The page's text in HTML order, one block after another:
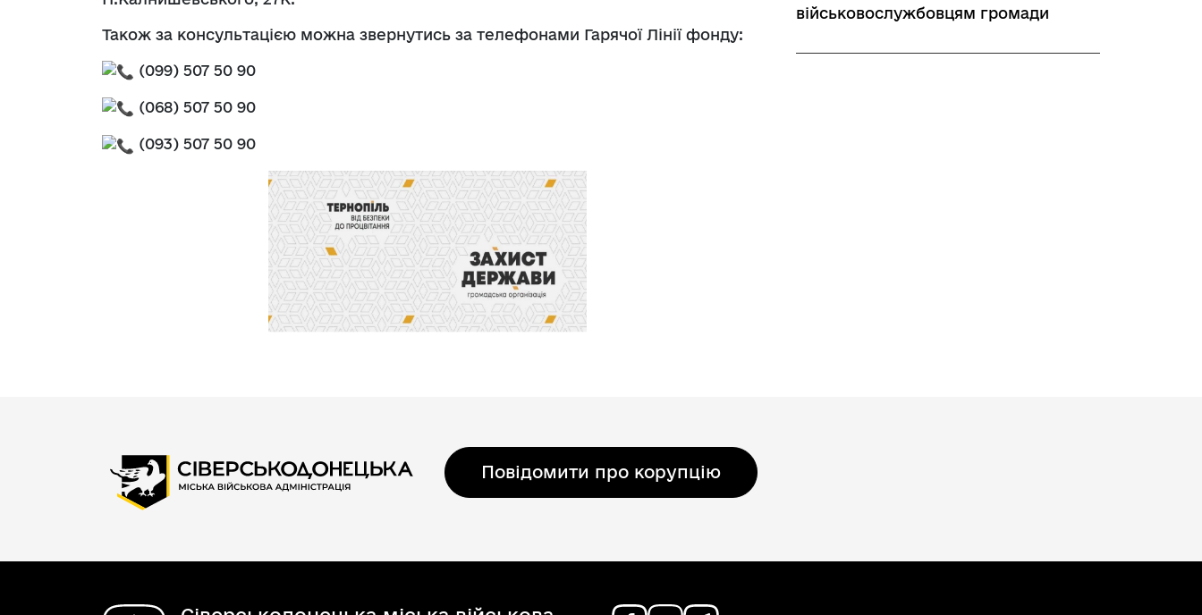
Також за консультацією можна звернутись за телефонами Гарячої Лінії фонду:
(099) 507 50 90
(068) 507 50 90
(093) 507 50 90
військовослужбовцям громади
Повідомити про корупцію